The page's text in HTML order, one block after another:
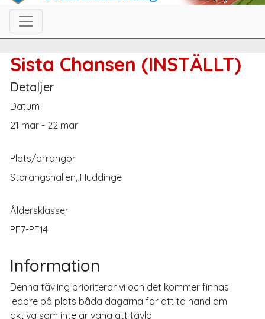
Sista Chansen (INSTÄLLT)
Detaljer
Datum
21 mar - 22 mar
Plats/arrangör
Storängshallen, Huddinge
Åldersklasser
PF7-PF14
Information
Denna tävling prioriterar vi och det kommer finnas
ledare på plats båda dagarna för att ta hand om
aktiva som inte är vana att tävla